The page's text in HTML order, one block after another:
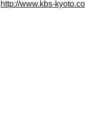
http://www.kbs-